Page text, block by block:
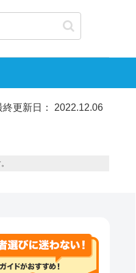
終更新日： 2022.12.06